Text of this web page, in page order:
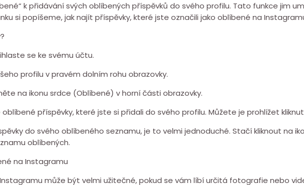
k přidávání svých oblíbených příspěvků do svého profilu. Tato funkce jim
si popíšeme, jak najít příspěvky, které jste označili jako oblíbené na
se ke svému účtu.
profilu v pravém dolním rohu obrazovky.
na ikonu srdce (Oblíbené) v horní části obrazovky.
oblíbené příspěvky, které jste si přidali do svého profilu. Můžete je prohlížet
do svého oblíbeného seznamu, je to velmi jednoduché. Stačí kliknout na
oblíbených.
na Instagramu
Instagramu může být velmi užitečné, pokud se vám líbí určitá fotografie nebo